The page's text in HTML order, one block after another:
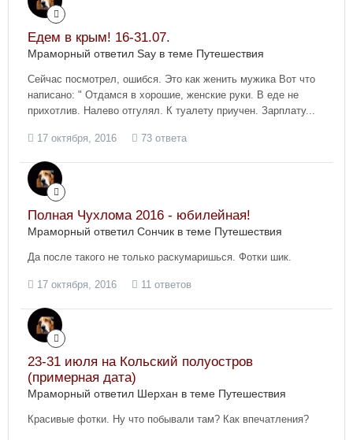
Едем в крым! 16-31.07.
Мраморный ответил Say в теме Путешествия
Сейчас посмотрел, ошибся. Это как женить мужика Вот что
написано: " Отдамся в хорошие, женские руки. В еде не
прихотлив. Налево отгулял. К туалету приучен. Зарплату...
17 октября, 2016 73 ответа
Полная Чухлома 2016 - юбилейная!
Мраморный ответил Сончик в теме Путешествия
Да после такого не только раскумаришься. Фотки шик.
17 октября, 2016 11 ответов
23-31 июля на Кольский полуостров
(примерная дата)
Мраморный ответил Шерхан в теме Путешествия
Красивые фотки. Ну что побывали там? Как впечатления?